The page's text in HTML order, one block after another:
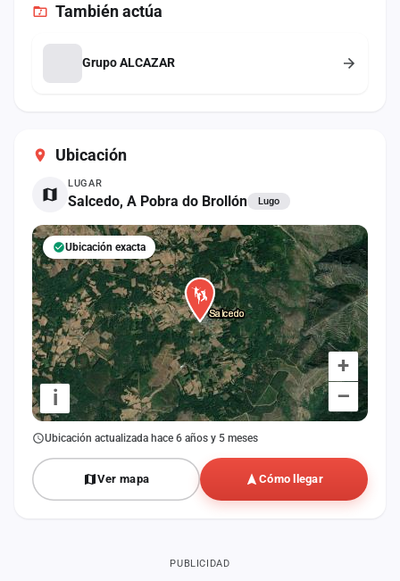
Ubicación
LUGAR
Salcedo, A Pobra do Brollón Lugo
+
–
i
Ubicación exacta
Ubicación actualizada hace 6 años y 5 meses
Ver mapa Cómo llegar
Tambiénactúa
Grupo ALCAZAR
PUBLICIDAD